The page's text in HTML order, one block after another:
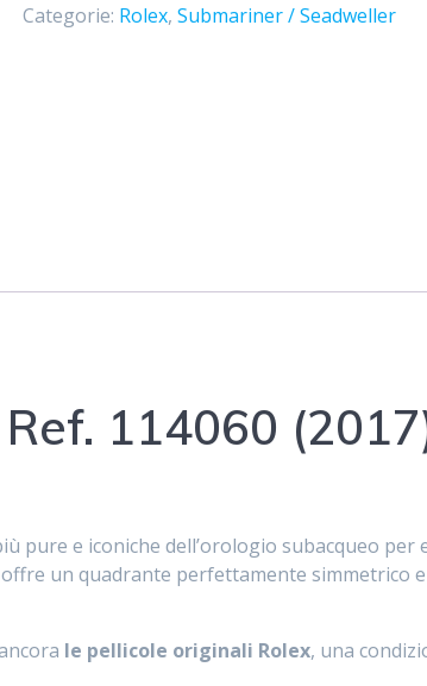
NOS
Categorie: Rolex, Submariner / Seadweller
114060
pure e iconiche dell’orologio subacqueo per
un quadrante perfettamente simmetrico
le pellicole originali Rolex, una